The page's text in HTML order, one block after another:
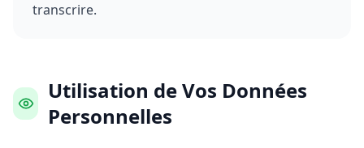
transcrire.
Utilisation de Vos Données
Personnelles